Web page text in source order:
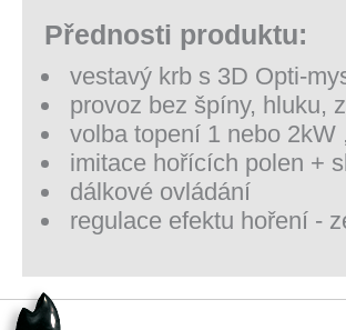
Přednosti produktu:
vestavý krb s 3D Opti-
provoz bez špíny, hluku,
volba topení 1 nebo
imitace hořících polen +
dálkové ovládání
regulace efektu hoření -